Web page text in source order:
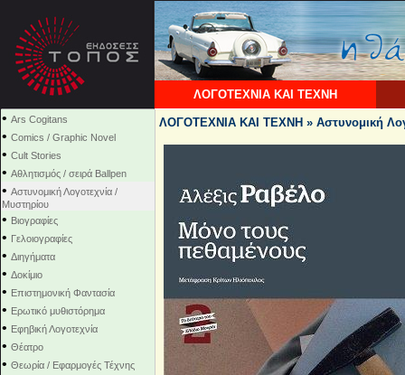
ΛΟΓΟΤΕΧΝΙΑ ΚΑΙ ΤΕΧΝΗ
• Ars Cogitans
• Comics / Graphic Novel
• Cult Stories
• Αθλητισμός / σειρά Ballpen
• Αστυνομική Λογοτεχνία /
Μυστηρίου
• Βιογραφίες
• Γελοιογραφίες
• Διηγήματα
• Δοκίμιο
• Επιστημονική Φαντασία
• Ερωτικό μυθιστόρημα
• Εφηβική Λογοτεχνία
• Θέατρο
• Θεωρία / Εφαρμογές Τέχνης
ΛΟΓΟΤΕΧΝΙΑ ΚΑΙ ΤΕΧΝΗ » Αστυνομική